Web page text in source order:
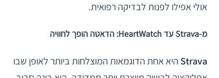
אולי אפילו לפנות לבדיקה רפואית.
מ-Strava עד HeartWatch: הדאטה הופך לחוויה
Strava היא אחת הדוגמאות המוצלחות ביותר לאופן שבו